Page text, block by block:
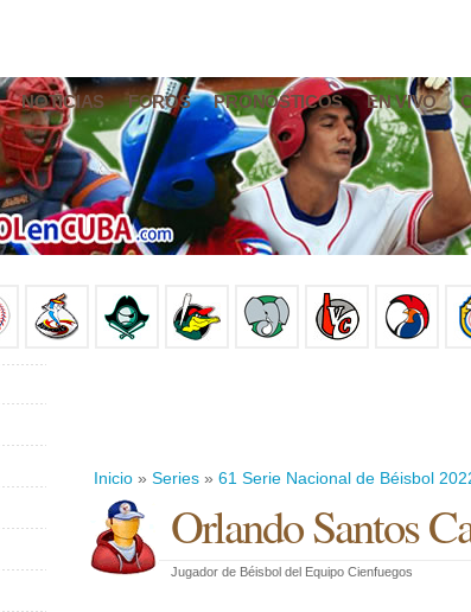
NOTICIAS FOROS PRONÓSTICOS EN VIVO
Inicio » Series » 61 Serie Nacional de Béisbol
Orlando Santos
Jugador de Béisbol del Equipo Cienfuegos